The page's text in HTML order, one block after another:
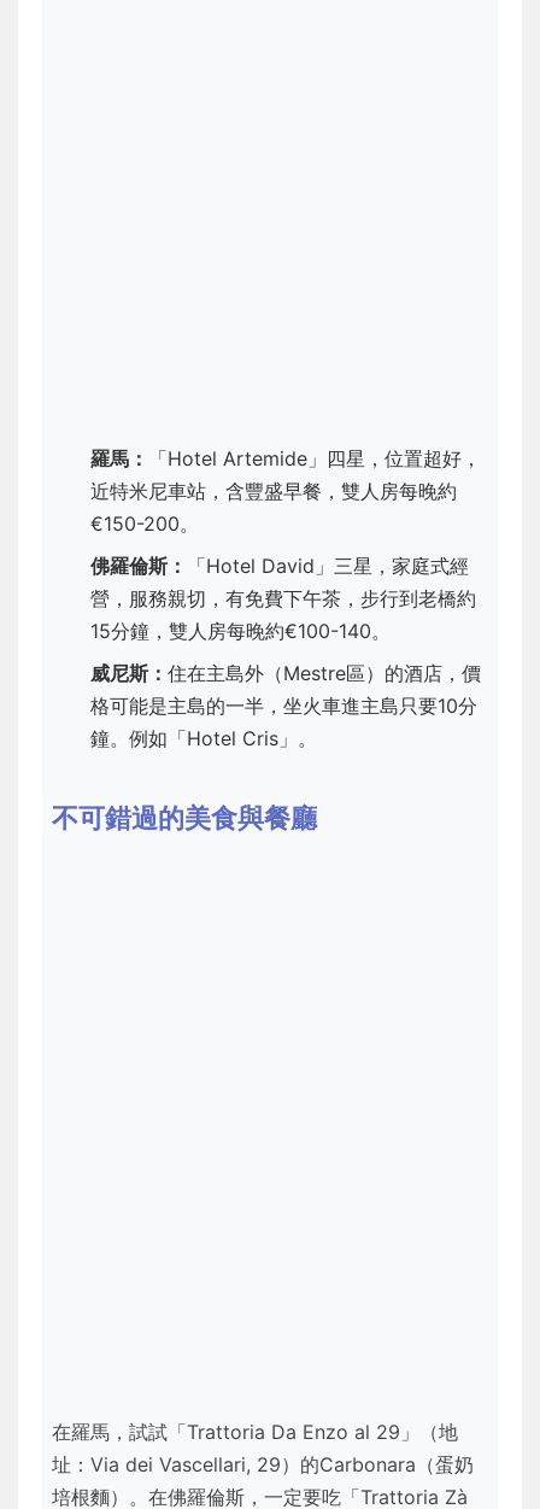
羅馬：
「Hotel Artemide」四星，位置超好，
近特米尼車站，含豐盛早餐，雙人房每晚約
€150-200。
佛羅倫斯：
「Hotel David」三星，家庭式經
營，服務親切，有免費下午茶，步行到老橋約
15分鐘，雙人房每晚約€100-140。
威尼斯： 住在主島外（Mestre區）的酒店，價
格可能是主島的一半，坐火車進主島只要10分
鐘。例如「Hotel Cris」。
不可錯過的美食與餐廳
在羅馬，試試「Trattoria Da Enzo al 29」（地
址：Via dei Vascellari, 29）的Carbonara（蛋奶
培根麵）。在佛羅倫斯，一定要吃「Trattoria Zà